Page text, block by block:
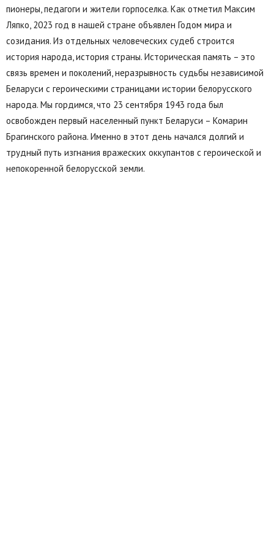
пионеры, педагоги и жители горпоселка. Как отметил Максим
Ляпко, 2023 год в нашей стране объявлен Годом мира и
созидания. Из отдельных человеческих судеб строится
история народа, история страны. Историческая память – это
связь времен и поколений, неразрывность судьбы независимой
Беларуси с героическими страницами истории белорусского
народа. Мы гордимся, что 23 сентября 1943 года был
освобожден первый населенный пункт Беларуси – Комарин
Брагинского района. Именно в этот день начался долгий и
трудный путь изгнания вражеских оккупантов с героической и
непокоренной белорусской земли.